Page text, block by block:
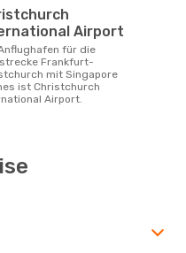
Airport
Frankfurt-
mit Singapore
ist Christchurch
Airport.